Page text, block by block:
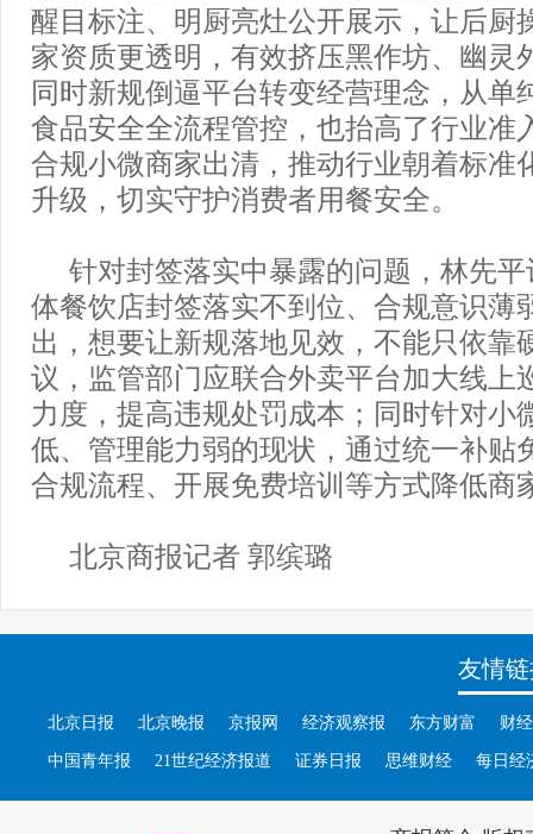
醒目标注、明厨亮灶公开展示，让后厨
家资质更透明，有效挤压黑作坊、幽灵
同时新规倒逼平台转变经营理念，从单
食品安全全流程管控，也抬高了行业准
合规小微商家出清，推动行业朝着标准
升级，切实守护消费者用餐安全。
针对封签落实中暴露的问题，林先
体餐饮店封签落实不到位、合规意识薄
出，想要让新规落地见效，不能只依靠
议，监管部门应联合外卖平台加大线上
力度，提高违规处罚成本；同时针对小
低、管理能力弱的现状，通过统一补贴
合规流程、开展免费培训等方式降低商
北京商报记者 郭缤璐
友情
北京日报 北京晚报 京报网 经济观察报 东方财富 财
中国青年报 21世纪经济报道 证券日报 思维财经 每日经